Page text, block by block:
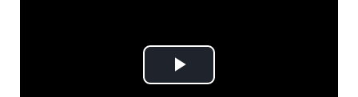
Play